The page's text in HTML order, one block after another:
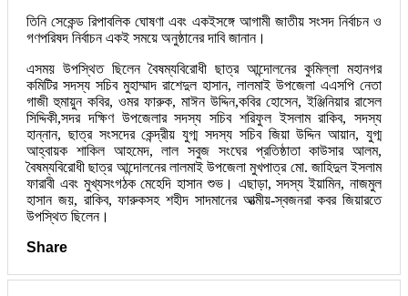
তিনি সেকেন্ড রিপাবলিক ঘোষণা এবং একইসঙ্গে আগামী জাতীয় সংসদ নির্বাচন ও
গণপরিষদ নির্বাচন একই সময়ে অনুষ্ঠানের দাবি জানান।
এসময় উপস্থিত ছিলেন বৈষম্যবিরোধী ছাত্র আন্দোলনের কুমিল্লা মহানগর
কমিটির সদস্য সচিব মুহাম্মাদ রাশেদুল হাসান, লালমাই উপজেলা এএসপি নেতা
গাজী হুমায়ুন কবির, ওমর ফারুক, মাঈন উদ্দিন,কবির হোসেন, ইঞ্জিনিয়ার রাসেল
সিদ্দিকী,সদর দক্ষিণ উপজেলার সদস্য সচিব শরিফুল ইসলাম রাকিব, সদস্য
হান্নান, ছাত্র সংসদের কেন্দ্রীয় যুগ্ম সদস্য সচিব জিয়া উদ্দিন আয়ান, যুগ্ম
আহ্বায়ক শাকিল আহমেদ, লাল সবুজ সংঘের প্রতিষ্ঠাতা কাউসার আলম,
বৈষম্যবিরোধী ছাত্র আন্দোলনের লালমাই উপজেলা মুখপাত্র মো. জাহিদুল ইসলাম
ফারাবী এবং মুখ্যসংগঠক মেহেদি হাসান শুভ। এছাড়া, সদস্য ইয়ামিন, নাজমুল
হাসান জয়, রাকিব, ফারুকসহ শহীদ সাদমানের আত্মীয়-স্বজনরা কবর জিয়ারতে
উপস্থিত ছিলেন।
Share